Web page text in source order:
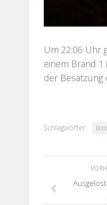
Um 22:06 Uhr
einem Brand
der Besatzung
Schlagwörter: